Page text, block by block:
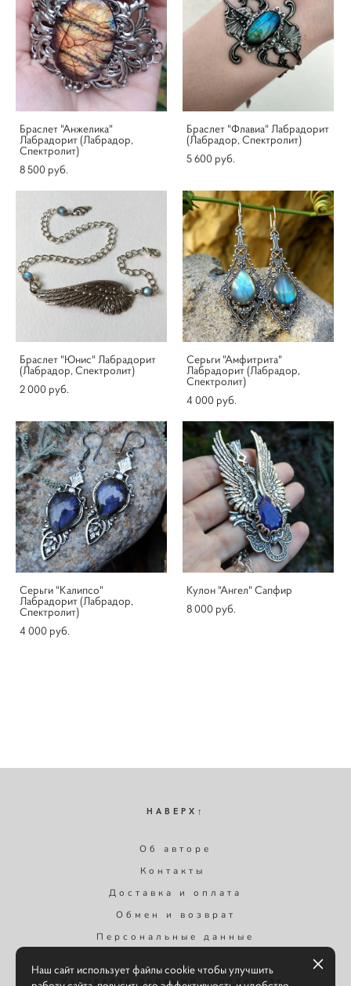
Браслет "Анжелика"
Лабрадорит (Лабрадор,
Спектролит)
8 500 pуб.
Браслет "Флавиа" Лабрадорит
(Лабрадор, Спектролит)
5 600 pуб.
Браслет "Юнис" Лабрадорит
(Лабрадор, Спектролит)
2 000 pуб.
Серьги "Амфитрита"
Лабрадорит (Лабрадор,
Спектролит)
4 000 pуб.
Серьги "Калипсо"
Лабрадорит (Лабрадор,
Спектролит)
4 000 pуб.
Кулон "Ангел" Сапфир
8 000 pуб.
НАВЕРХ↑
Об авторе
Контакты
Доставка и оплата
Обмен и возврат
Персональные данные
Узнавайте первыми о новинках,
Наш сайт использует файлы cookie чтобы улучшить